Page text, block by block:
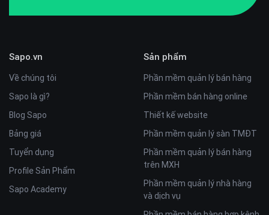
Sapo.vn
Về chúng tôi
Sapo là gì?
Blog Sapo
Bảng giá
Tuyển dụng
Profile Sản Phẩm
Sapo Academy
Sản phẩm
Phần mềm quản lý bán hàng
Phần mềm bán hàng online
Thiết kế website
Phần mềm quản lý sàn TMĐT
Phần mềm quản lý bán hàng
trên MXH
Phần mềm quản lý nhà hàng
và dịch vụ